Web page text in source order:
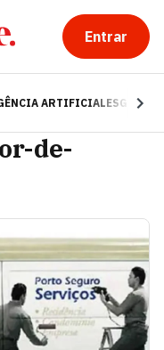
Entrar
ARTIFICIALESG
de-